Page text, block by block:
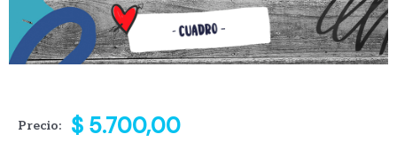
Precio: $ 5.700,00